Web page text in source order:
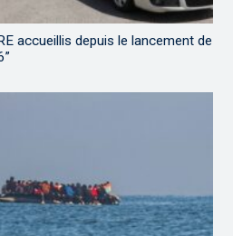
accueillis depuis le lancement de